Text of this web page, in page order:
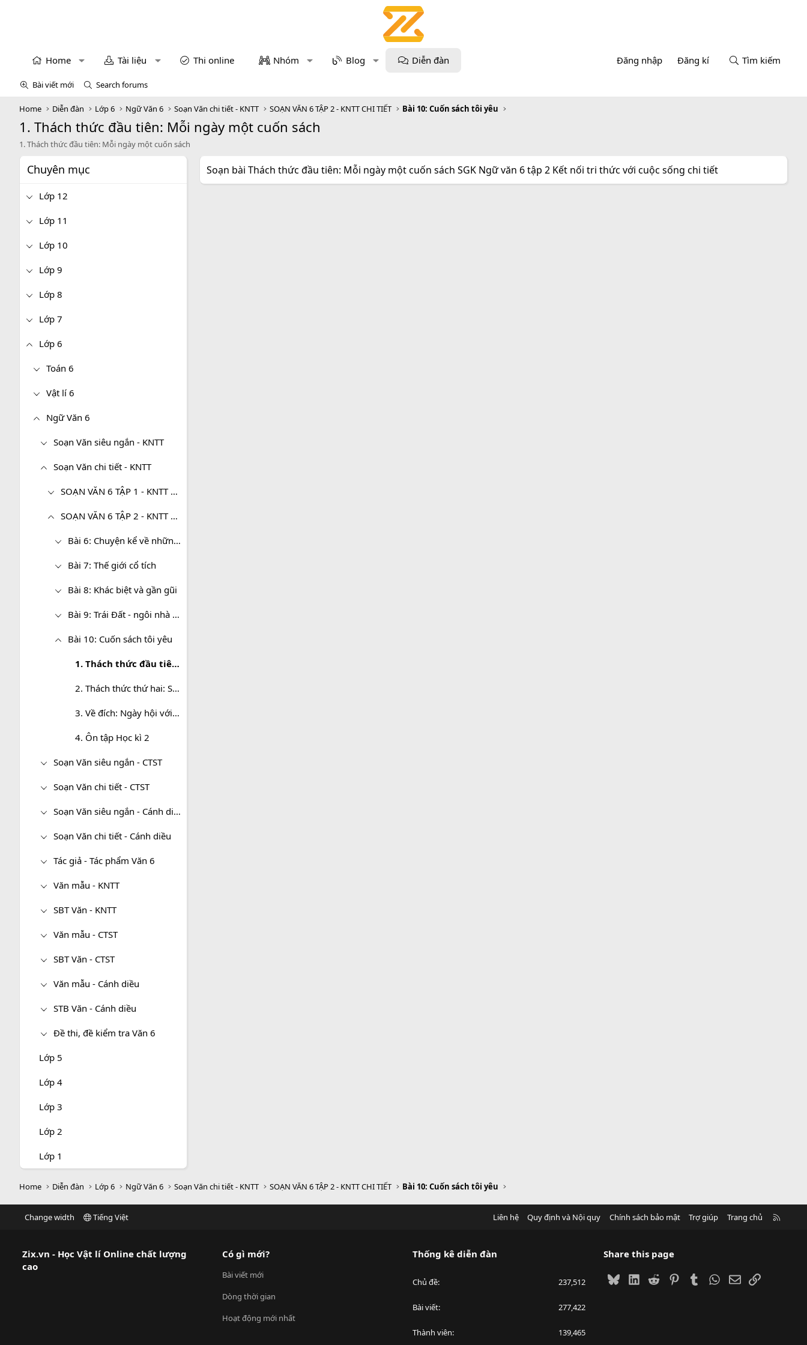
Home Tài liệu Thi online Nhóm Blog Diễn đàn Đăng nhập Đăng kí Tìm kiếm
Bài viết mới Search forums
Home Diễn đàn Lớp 6 Ngữ Văn 6 Soạn Văn chi tiết - KNTT SOẠN VĂN 6 TẬP 2 - KNTT CHI TIẾT Bài 10: Cuốn sách tôi yêu
1. Thách thức đầu tiên: Mỗi ngày một cuốn sách
1. Thách thức đầu tiên: Mỗi ngày một cuốn sách
Chuyên mục
Lớp 12
Lớp 11
Lớp 10
Lớp 9
Lớp 8
Lớp 7
Lớp 6
Toán 6
Vật lí 6
Ngữ Văn 6
Soạn Văn siêu ngắn - KNTT
Soạn Văn chi tiết - KNTT
SOẠN VĂN 6 TẬP 1 - KNTT CHI TIẾT
SOẠN VĂN 6 TẬP 2 - KNTT CHI TIẾT
Bài 6: Chuyện kể về những người anh hùng
Bài 7: Thế giới cổ tích
Bài 8: Khác biệt và gần gũi
Bài 9: Trái Đất - ngôi nhà chung
Bài 10: Cuốn sách tôi yêu
1. Thách thức đầu tiên: Mỗi ngày một cuốn sách
2. Thách thức thứ hai: Sáng tạo cùng tác giả.
3. Về đích: Ngày hội với sách
4. Ôn tập Học kì 2
Soạn Văn siêu ngắn - CTST
Soạn Văn chi tiết - CTST
Soạn Văn siêu ngắn - Cánh diều
Soạn Văn chi tiết - Cánh diều
Tác giả - Tác phẩm Văn 6
Văn mẫu - KNTT
SBT Văn - KNTT
Văn mẫu - CTST
SBT Văn - CTST
Văn mẫu - Cánh diều
STB Văn - Cánh diều
Đề thi, đề kiểm tra Văn 6
Lớp 5
Lớp 4
Lớp 3
Lớp 2
Lớp 1
Soạn bài Thách thức đầu tiên: Mỗi ngày một cuốn sách SGK Ngữ văn 6 tập 2 Kết nối tri thức với cuộc sống chi tiết
Home Diễn đàn Lớp 6 Ngữ Văn 6 Soạn Văn chi tiết - KNTT SOẠN VĂN 6 TẬP 2 - KNTT CHI TIẾT Bài 10: Cuốn sách tôi yêu
Change width Tiếng Việt Liên hệ Quy định và Nội quy Chính sách bảo mật Trợ giúp Trang chủ
Zix.vn - Học Vật lí Online chất lượng
cao
Có gì mới?
Bài viết mới
Dòng thời gian
Hoạt động mới nhất
Thống kê diễn đàn
Chủ đề 237,512
Bài viết 277,422
Thành viên 139,465
Share this page
BlueskyLinkedIn
Reddit PinterestTumblrWhatsApp
EmailLink